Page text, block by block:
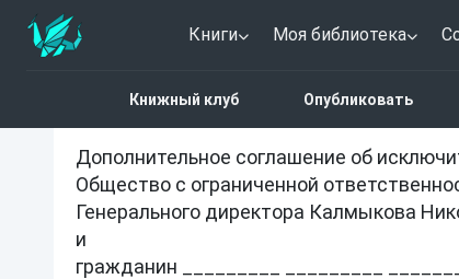
Книги Моя библиотека
Книжный клуб Опубликовать
Дополнительное
Дополнительное соглашение об
Общество с ограниченной
Генерального директора Калмыкова
и
гражданин _________ _________